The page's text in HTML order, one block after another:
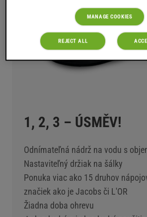
1, 2, 3 – ÚSMĚV!
Odnímateľná nádrž na vodu s
Nastaviteľný držiak na šálky
Ponuka viac ako 15 druhov
značiek ako je Jacobs či L'OR
Žiadna doba ohrevu
MANAGE COOKIES
REJECT ALL